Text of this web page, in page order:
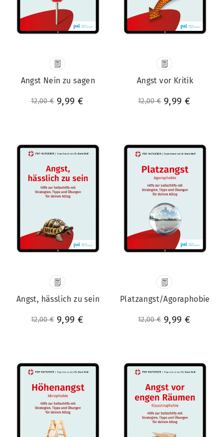
Angst Nein zu sagen
Normaler Preis
12,00 €
Sonderpreis
9,99 €
Angst vor Kritik
Normaler Preis
12,00 €
Sonderpreis
9,99 €
Angst, hässlich zu sein
Normaler Preis
12,00 €
Sonderpreis
9,99 €
Platzangst/Agoraphobie
Normaler Preis
12,00 €
Sonderpreis
9,99 €